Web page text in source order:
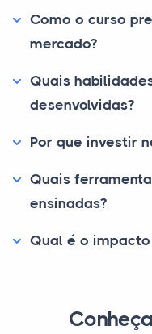
Como o curso
mercado?
Quais
desenvolvidas?
Por que investir
Quais
ensinadas?
Qual é o